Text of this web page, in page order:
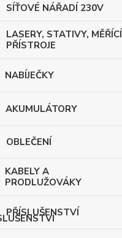
SÍŤOVÉ NÁŘADÍ 230V
LASERY, STATIVY, MĚŘÍCÍ
PŘÍSTROJE
NABÍJEČKY
AKUMULÁTORY
OBLEČENÍ
KABELY A
PRODLUŽOVÁKY
PŘÍSLUŠENSTVÍ